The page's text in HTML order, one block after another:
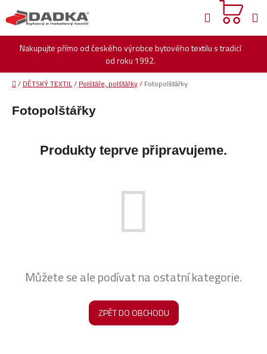
na
obsah
Nakupujte přímo od českého výrobce bytového textilu s tradicí
od roku 1992.
Hledat
Domů
/ DĚTSKÝ TEXTIL/ Polštáře, polštářky/ Fotopolštářky
Fotopolštářky
Produkty teprve připravujeme.
Můžete se ale podívat na ostatní kategorie.
ZPĚT DO OBCHODU